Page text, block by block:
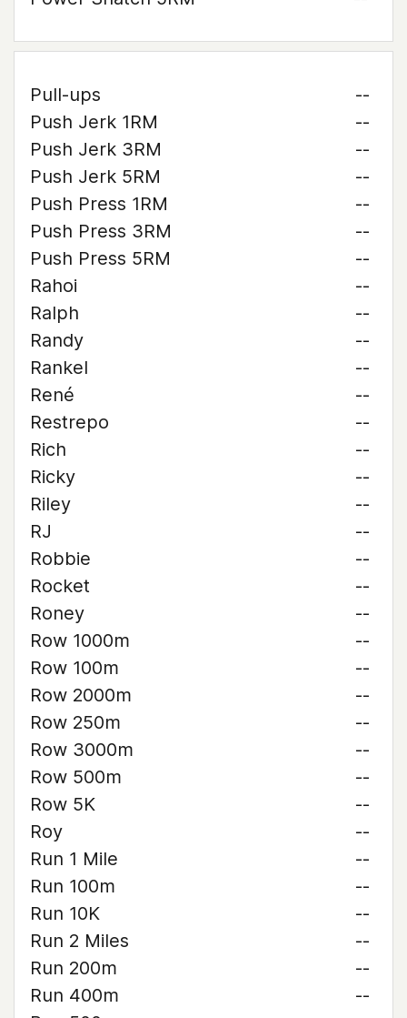
Pull-ups
--
Push Jerk 1RM
--
Push Jerk 3RM
--
Push Jerk 5RM
--
Push Press 1RM
--
Push Press 3RM
--
Push Press 5RM
--
Rahoi
--
Ralph
--
Randy
--
Rankel
--
René
--
Restrepo
--
Rich
--
Ricky
--
Riley
--
RJ
--
Robbie
--
Rocket
--
Roney
--
Row 1000m
--
Row 100m
--
Row 2000m
--
Row 250m
--
Row 3000m
--
Row 500m
--
Row 5K
--
Roy
--
Run 1 Mile
--
Run 100m
--
Run 10K
--
Run 2 Miles
--
Run 200m
--
Run 400m
--